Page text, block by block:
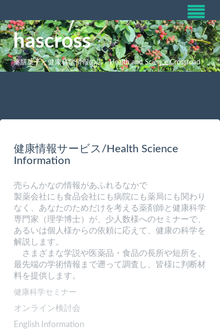
hascross
薬膳菓子と健康科学情報の店 Health and Science Crossroad
健康情報サービス/Health Science
Information
売らんかなの情報があふれるなかで
製薬会社にも食品会社にも病院にも薬局にも関わり
なく、あなたのためだけを考える薬剤師と健康科学
専門家（理学博士）が、少人数様へのセミナーで、
あるいは個人様からの依頼に応えて、健康の科学を
解説します。
さまざまな学説や医薬品・食品の長所や短所を、
最先端の学術情報まで遡って調査し、皆様に判断材
料を提供します。
健康科学セミナー
オンライン検討会
English Information